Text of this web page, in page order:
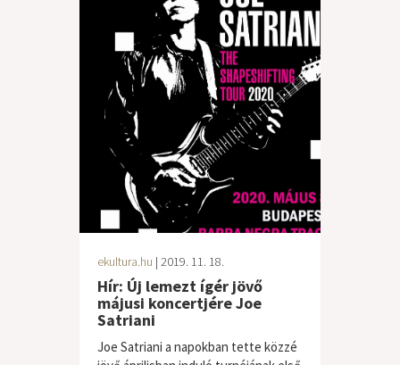
ekultura.hu | 2019. 11. 18.
Hír: Új lemezt ígér jövő
májusi koncertjére Joe
Satriani
Joe Satriani a napokban tette közzé